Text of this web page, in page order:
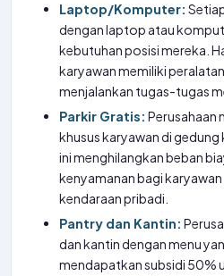
Laptop/Komputer:
dengan laptop atau
kebutuhan posisi mereka.
karyawan memiliki
menjalankan tugas-tugas
Parkir Gratis: Perusahaan
khusus karyawan di
ini menghilangkan beban
kenyamanan bagi
kendaraan pribadi.
Pantry dan Kantin:
dan kantin dengan menu
mendapatkan subsidi 50%